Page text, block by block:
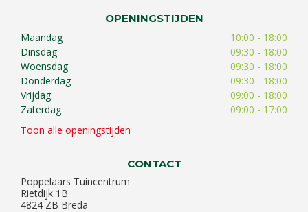
OPENINGSTIJDEN
Maandag
10:00 - 18:00
Dinsdag
09:30 - 18:00
Woensdag
09:30 - 18:00
Donderdag
09:30 - 18:00
Vrijdag
09:00 - 18:00
Zaterdag
09:00 - 17:00
Toon alle openingstijden
CONTACT
Poppelaars Tuincentrum
Rietdijk 1B
4824 ZB Breda